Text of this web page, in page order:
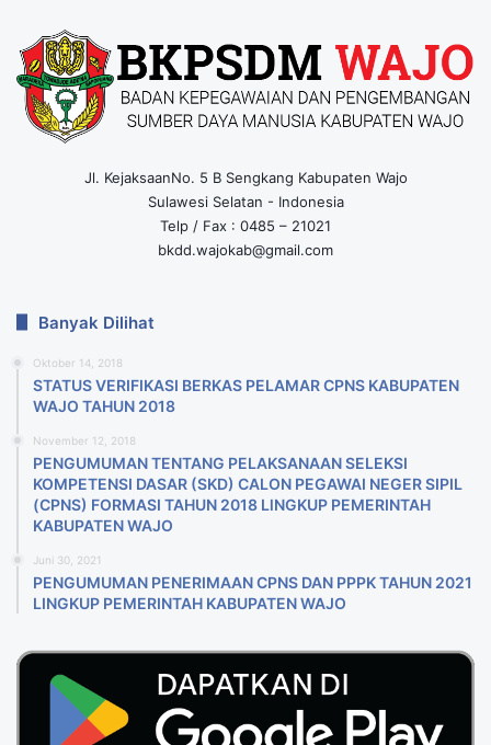
Jl. KejaksaanNo. 5 B Sengkang Kabupaten Wajo
Sulawesi Selatan - Indonesia
Telp / Fax : 0485 – 21021
bkdd.wajokab@gmail.com
Banyak Dilihat
Oktober 14, 2018
STATUS VERIFIKASI BERKAS PELAMAR CPNS KABUPATEN
WAJO TAHUN 2018
November 12, 2018
PENGUMUMAN TENTANG PELAKSANAAN SELEKSI
KOMPETENSI DASAR (SKD) CALON PEGAWAI NEGER SIPIL
(CPNS) FORMASI TAHUN 2018 LlNGKUP PEMERINTAH
KABUPATEN WAJO
Juni 30, 2021
PENGUMUMAN PENERIMAAN CPNS DAN PPPK TAHUN 2021
LINGKUP PEMERINTAH KABUPATEN WAJO